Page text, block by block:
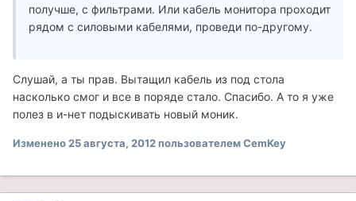
получше, с фильтрами. Или кабель монитора проходит
рядом с силовыми кабелями, проведи по-другому.
Слушай, а ты прав. Вытащил кабель из под стола
насколько смог и все в поряде стало. Спасибо. А то я уже
полез в и-нет подыскивать новый моник.
Изменено25 августа, 2012пользователем CemKey